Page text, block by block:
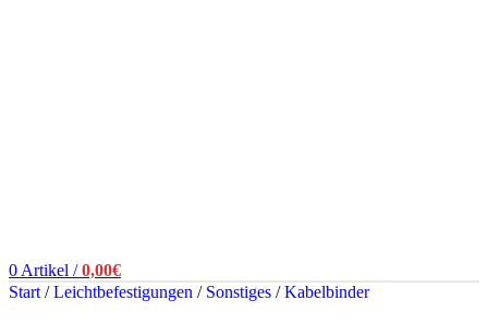
0 Artikel / 0,00€
Start / Leichtbefestigungen / Sonstiges / Kabelbinder